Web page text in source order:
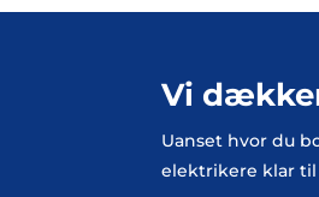
Vi
Uanset hvor du
elektrikere klar